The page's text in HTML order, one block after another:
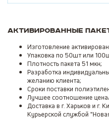
Активированные
Изготовление
Упаковка по 50шт или
Плотность пакета 51 мкн;
Разработка
желанию клиента;
Сроки поставки
Лучшее соотношение
Доставка в г. Харьков и г.
Курьерской службой